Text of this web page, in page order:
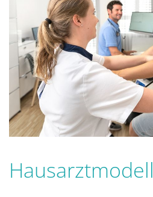
Hausarztmodell